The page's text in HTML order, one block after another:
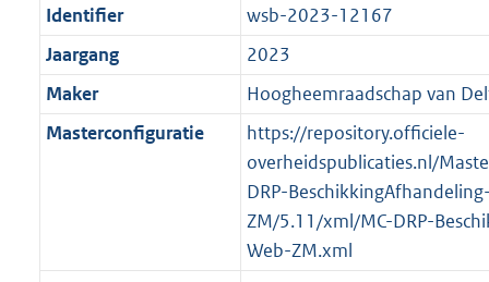
t
a
t
m
a
a
t
3
K
b
:
K
b
Identifier
wsb-2023-12167
Jaargang
2023
Maker
Hoogheemraadschap van
Masterconfiguratie
https://repository.officiele-
overheidspublicaties.nl/
DRP-
ZM/5.11/xml/MC-DRP-
Web-ZM.xml